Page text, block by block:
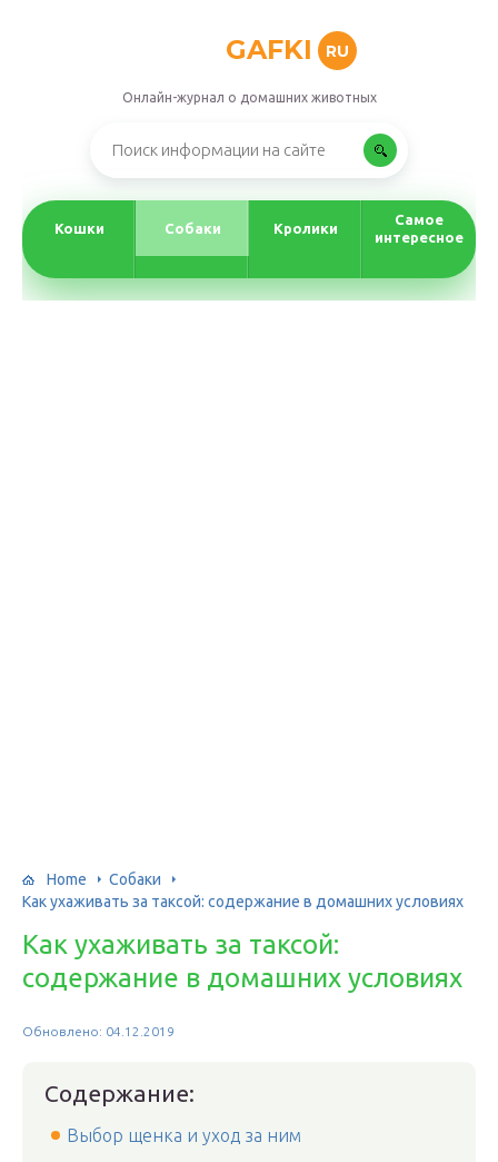
GAFKI RU
Онлайн-журнал о домашних животных
Кошки Собаки Кролики
Самое
интересное
Home
Собаки
Как ухаживать за таксой: содержание в домашних условиях
Как ухаживать за таксой:
содержание в домашних условиях
Обновлено: 04.12.2019
Содержание:
Выбор щенка и уход за ним